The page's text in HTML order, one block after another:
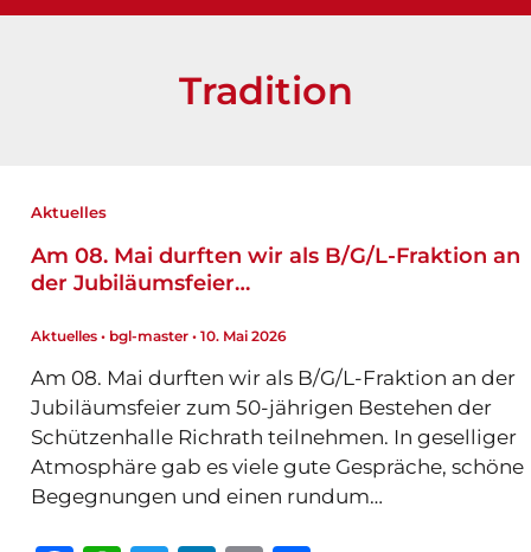
Tradition
Aktuelles
Am 08. Mai durften wir als B/G/L-Fraktion an
der Jubiläumsfeier…
Aktuelles• bgl-master • 10. Mai 2026
Am 08. Mai durften wir als B/G/L-Fraktion an der
Jubiläumsfeier zum 50-jährigen Bestehen der
Schützenhalle Richrath teilnehmen. In geselliger
Atmosphäre gab es viele gute Gespräche, schöne
Begegnungen und einen rundum…